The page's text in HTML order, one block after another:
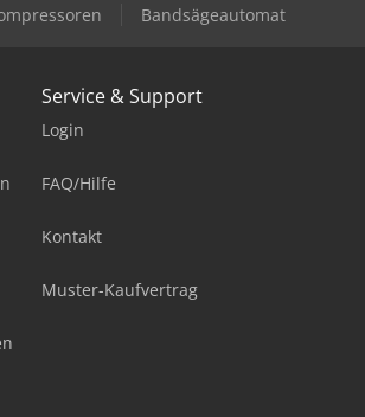
Bandsägeautomat
Service & Support
Login
FAQ/Hilfe
Kontakt
Muster-Kaufvertrag